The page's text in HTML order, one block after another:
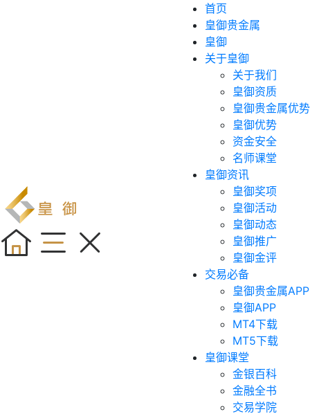
首页
皇御贵金属
皇御
关于皇御
关于我们
皇御资质
皇御贵金属优势
皇御优势
资金安全
名师课堂
皇御资讯
皇御奖项
皇御活动
皇御动态
皇御推广
皇御金评
交易必备
皇御贵金属APP
皇御APP
MT4下载
MT5下载
皇御课堂
金银百科
金融全书
交易学院